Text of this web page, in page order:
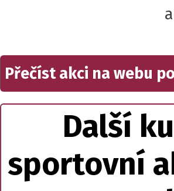
Přečíst akci na webu
Další
sportovní